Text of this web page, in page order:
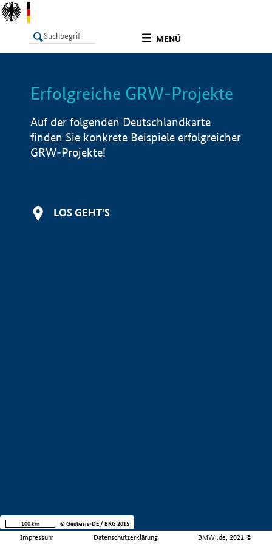
MENÜ
LISTE Info
Erfolgreiche GRW-Projekte
Auf der folgenden Deutschlandkarte
finden Sie konkrete Beispiele erfolgreicher
GRW-Projekte!
LOS GEHT'S
Impressum Datenschutzerklärung BMWi.de, 2021 ©
100 km © Geobasis-DE / BKG 2015